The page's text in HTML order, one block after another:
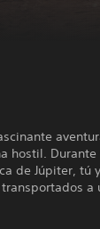
hostil.
de Júpiter,